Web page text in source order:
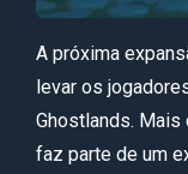
A próxima
levar os
Ghostlands.
faz parte de um